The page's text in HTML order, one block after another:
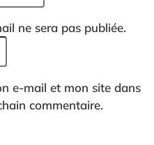
ne sera pas publiée.
e-mail et mon site dans
commentaire.